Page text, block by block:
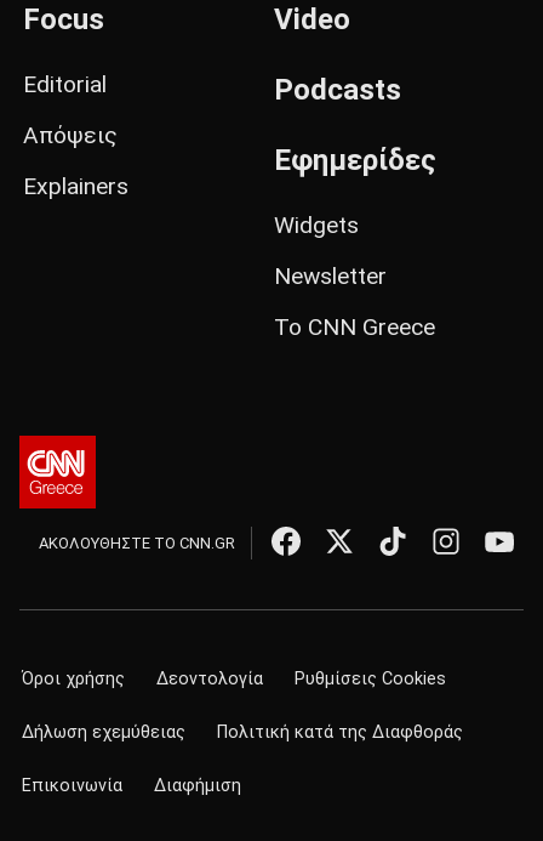
Focus
Editorial
Απόψεις
Explainers
Video
Podcasts
Εφημερίδες
Widgets
Newsletter
Το CNN Greece
ΑΚΟΛΟΥΘΗΣΤΕ ΤΟ CNN.GR
Όροι χρήσης Δεοντολογία Ρυθμίσεις Cookies
Δήλωση εχεμύθειας Πολιτική κατά της Διαφθοράς
Επικοινωνία Διαφήμιση